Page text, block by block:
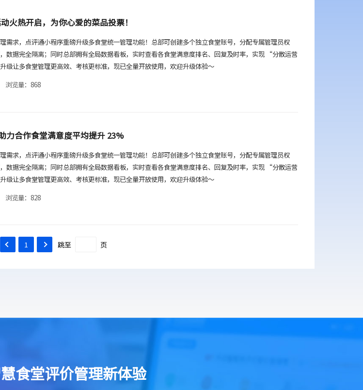
热开启，为你心爱的菜品投票！
需求，点评通小程序重磅升级多食堂统一管理功能！总部可创建多个独立食堂账号，分配专属管理员权
数据完全隔离；同时总部拥有全局数据看板，实时查看各食堂满意度排名、回复及时率，实现 “分散运营
级让多食堂管理更高效、考核更标准，现已全量开放使用，欢迎升级体验～
浏览量：868
力合作食堂满意度平均提升 23%
需求，点评通小程序重磅升级多食堂统一管理功能！总部可创建多个独立食堂账号，分配专属管理员权
数据完全隔离；同时总部拥有全局数据看板，实时查看各食堂满意度排名、回复及时率，实现 “分散运营
级让多食堂管理更高效、考核更标准，现已全量开放使用，欢迎升级体验～
浏览量：828
1 跳至 页
食堂评价管理新体验
心、运营安心、员工称心、企业放心的多